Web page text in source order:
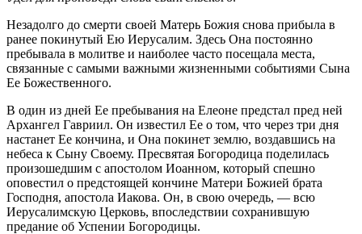
Незадолго до смерти своей Матерь Божия снова прибыла в
ранее покинутый Ею Иерусалим. Здесь Она постоянно
пребывала в молитве и наиболее часто посещала места,
связанные с самыми важными жизненными событиями Сына
Ее Божественного.
В один из дней Ее пребывания на Елеоне предстал пред ней
Архангел Гавриил. Он известил Ее о том, что через три дня
настанет Ее кончина, и Она покинет землю, воздавшись на
небеса к Сыну Своему. Пресвятая Богородица поделилась
произошедшим с апостолом Иоанном, который спешно
оповестил о предстоящей кончине Матери Божией брата
Господня, апостола Иакова. Он, в свою очередь, — всю
Иерусалимскую Церковь, впоследствии сохранившую
предание об Успении Богородицы.